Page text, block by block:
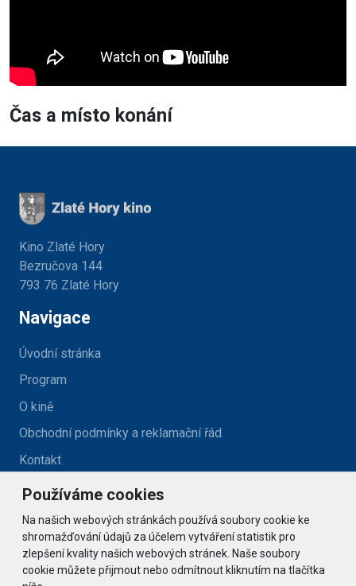
Čas a místo konání
Používáme cookies
Na našich webových stránkách používá soubory cookie ke
shromažďování údajů za účelem vytváření statistik pro
zlepšení kvality našich webových stránek. Naše soubory
cookie můžete přijmout nebo odmítnout kliknutím na tlačítka
Kino Zlaté Hory
Bezručova 144
793 76 Zlaté Hory
Navigace
Úvodní stránka
Program
O kině
Obchodní podmínky a reklamační řád
Kontakt
Kontakt
kino@zlatehory.cz
Social